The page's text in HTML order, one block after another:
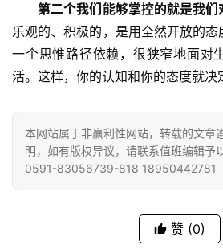
僧
访
谈
心
乐
菩
提
第二个我们能够掌控的就是我们
乐观的、积极的，是用全然开放的
一个思惟路径依赖，很狭窄地面对
活。这样，你的认知和你的态度就决
本网站属于非赢利性网站，转载的文章
明，如有版权异议，请联系值班编辑予
0591-83056739-818 18950442781
赞 (0)